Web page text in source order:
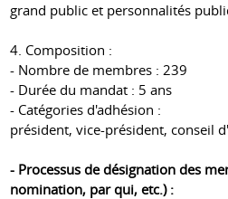
grand public et personnalités
4. Composition :
- Nombre de membres : 239
- Durée du mandat : ​​5 ans
- Catégories d'adhésion :
président, vice-président, conseil
- Processus de désignation des
nomination, par qui, etc.) :